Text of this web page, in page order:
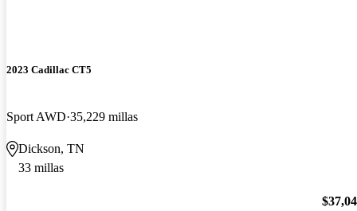
2023 Cadillac CT5
Sport AWD 35,229 millas
Dickson, TN
33 millas